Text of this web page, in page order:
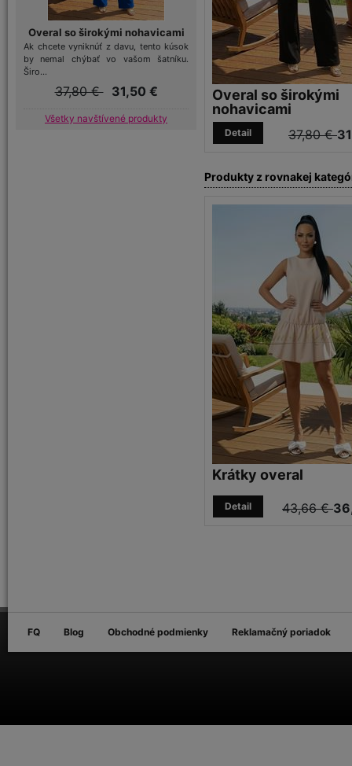
Overal so širokými nohavicami
Ak chcete vyniknúť z davu, tento kúsok
by nemal chýbať vo vašom šatníku.
Širo...
37,80 € 31,50 €
Všetky navštívené produkty
Overal so širokými
nohavicami
37,80 €
Detail
Produkty z rovnakej
Krátky overal
43,66 €
Detail
FQ Blog Obchodné podmienky Reklamačný poriadok